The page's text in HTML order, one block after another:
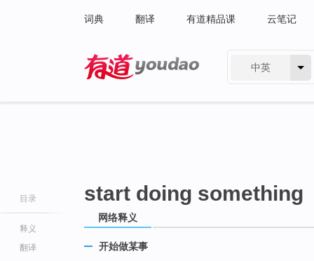
词典 翻译 有道精品课 云笔记
中英
目录
释义
翻译
start doing something
网络释义
开始做某事